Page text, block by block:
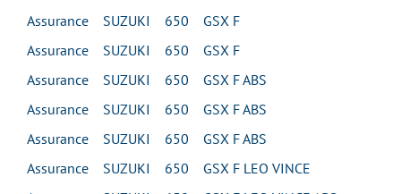
Assurance SUZUKI 650 GSX F
Assurance SUZUKI 650 GSX F
Assurance SUZUKI 650 GSX F ABS
Assurance SUZUKI 650 GSX F ABS
Assurance SUZUKI 650 GSX F ABS
Assurance SUZUKI 650 GSX F LEO VINCE